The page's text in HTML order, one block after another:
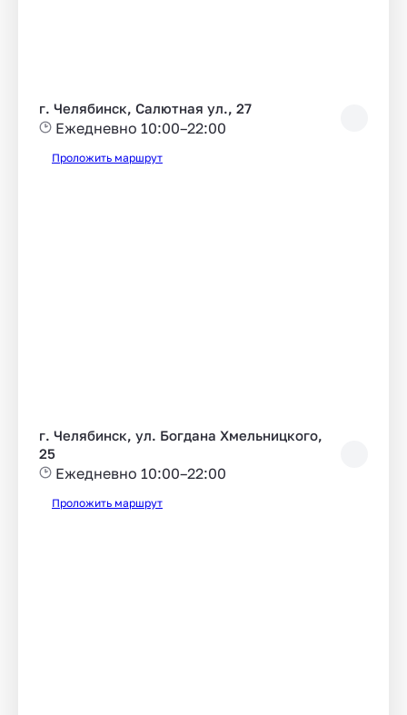
г. Челябинск, Салютная ул., 27
Ежедневно 10:00–22:00
Проложить маршрут
г. Челябинск, ул. Богдана Хмельницкого,
25
Ежедневно 10:00–22:00
Проложить маршрут